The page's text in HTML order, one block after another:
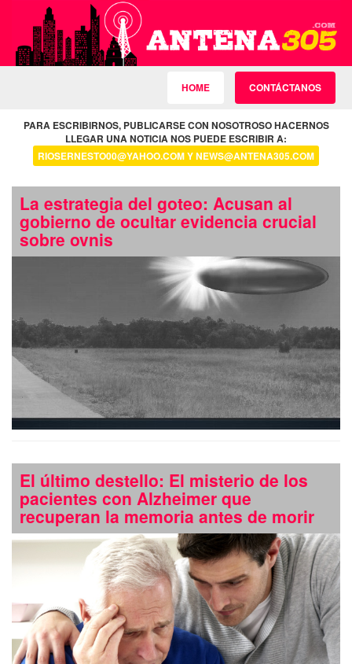
HOME CONTÁCTANOS
PARA ESCRIBIRNOS, PUBLICARSE CON NOSOTROSO HACERNOS
LLEGAR UNA NOTICIA NOS PUEDE ESCRIBIR A:
RIOSERNESTO00@YAHOO.COM Y NEWS@ANTENA305.COM
La estrategia del goteo: Acusan al
gobierno de ocultar evidencia crucial
sobre ovnis
El último destello: El misterio de los
pacientes con Alzheimer que
recuperan la memoria antes de morir